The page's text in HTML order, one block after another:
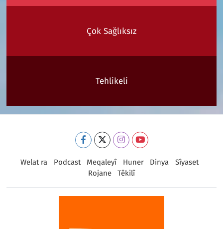
Çok Sağlıksız
Tehlikeli
Welat ra Podcast Meqaleyî Huner Dinya
Sîyaset
Rojane
Têkilî